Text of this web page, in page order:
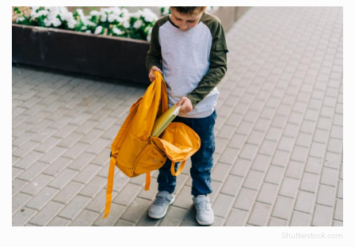
Shutterstock.com